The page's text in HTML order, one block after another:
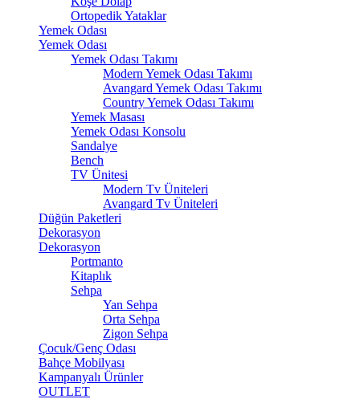
Ortopedik Yataklar
Yemek Odası
Yemek Odası
Yemek Odası Takımı
Modern Yemek Odası Takımı
Avangard Yemek Odası Takımı
Country Yemek Odası Takımı
Yemek Masası
Yemek Odası Konsolu
Sandalye
Bench
TV Ünitesi
Modern Tv Üniteleri
Avangard Tv Üniteleri
Düğün Paketleri
Dekorasyon
Dekorasyon
Portmanto
Kitaplık
Sehpa
Yan Sehpa
Orta Sehpa
Zigon Sehpa
Çocuk/Genç Odası
Bahçe Mobilyası
Kampanyalı Ürünler
OUTLET